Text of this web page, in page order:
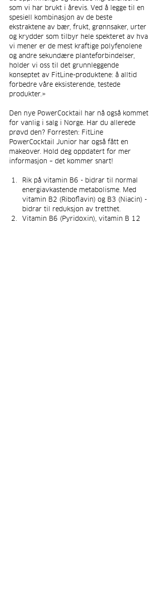
som vi har brukt i årevis. Ved å legge til en
spesiell kombinasjon av de beste
ekstraktene av bær, frukt, grønnsaker, urter
og krydder som tilbyr hele spekteret av hva
vi mener er de mest kraftige polyfenolene
og andre sekundære planteforbindelser,
holder vi oss til det grunnleggende
konseptet av FitLine-produktene: å alltid
forbedre våre eksisterende, testede
produkter.»
Den nye PowerCocktail har nå også kommet
for vanlig i salg i Norge. Har du allerede
prøvd den? Forresten: FitLine
PowerCocktail Junior har også fått en
makeover. Hold deg oppdatert for mer
informasjon – det kommer snart!
Rik på vitamin B6 - bidrar til normal
energiavkastende metabolisme. Med
vitamin B2 (Riboflavin) og B3 (Niacin) -
bidrar til reduksjon av tretthet.
Vitamin B6 (Pyridoxin), vitamin B 12